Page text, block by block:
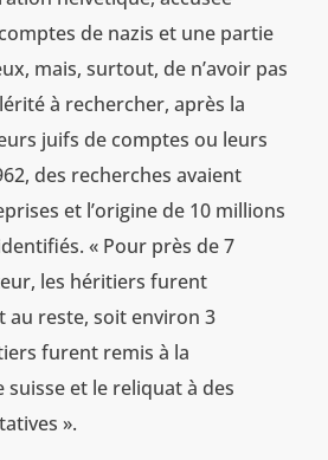
de nazis et une partie
mais, surtout, de n’avoir pas
à rechercher, après la
juifs de comptes ou leurs
des recherches avaient
et l’origine de 10 millions
« Pour près de 7
les héritiers furent
au reste, soit environ 3
furent remis à la
et le reliquat à des
».